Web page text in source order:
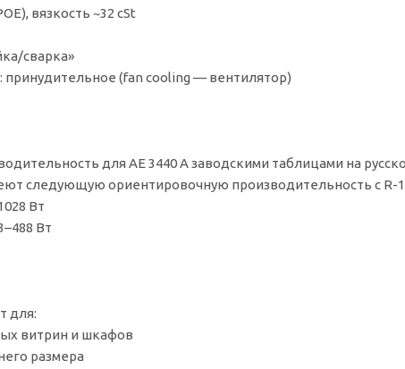
вязкость ~32 cSt
сварка»
(fan cooling — вентилятор)
для AE 3440 A заводскими таблицами на
следующую ориентировочную производительность с R-
Вт
Вт
для:
витрин и шкафов
размера